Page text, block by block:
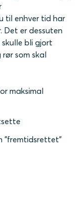
til enhver tid har
Det er dessuten
bli gjort
som skal
maksimal
"fremtidsrettet"